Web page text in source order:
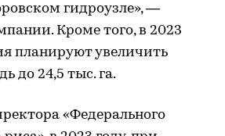
гидроузле», —
Кроме того, в 2023
планируют увеличить
до 24,5 тыс. га.
«Федерального